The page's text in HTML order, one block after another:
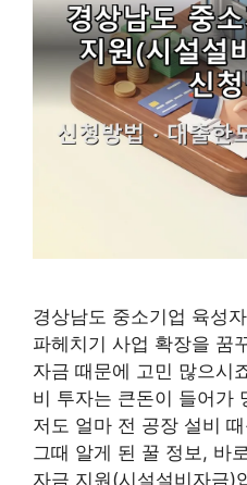
경상남도 중소기업 육성
파헤치기 사업 확장을 꿈
자금 때문에 고민 많으시
비 투자는 큰돈이 들어가
저도 얼마 전 공장 설비
그때 알게 된 꿀 정보, 바
자금 지원(시설설비자금)